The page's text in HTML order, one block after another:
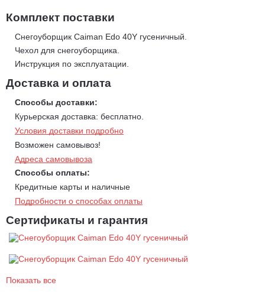
электродвигателя, приводящие в движение гусеницы,
обеспечивают безупречную управляемость снегоуборочных
машин.
Рабочие характеристики:
Высота ковша: 65,3 мм.
MAX производительность: 120 тонн/час.
MAX дальность выброса: 25 м.
Оснащен 4-тактным бензиновым V-образным двигателем
Yamaha EH65.
Уникальные преимущества Caiman Edo 40Y
Профессиональная двухступенчатая система выброса
снега.
снеговые массы, благодаря чему увеличивается дальность
выброса снега и облегчается нагрузка на двигатель.
2 ступень – мощная крыльчатка с лопастями, усиленными
вращения она способна отбрасывать снег на расстояние до 25
Комплект поставки
Снегоуборщик Caiman Edo 40Y гусеничный.
Чехол для снегоуборщика.
Инструкция по эксплуатации.
Доставка и оплата
Способы доставки:
Курьерская доставка: бесплатно.
Условия доставки подробно
Возможен самовывоз!
Адреса самовывоза
Способы оплаты:
Кредитные карты и наличные
Подробности о способах оплаты
Сертификаты и гарантия
Показать все